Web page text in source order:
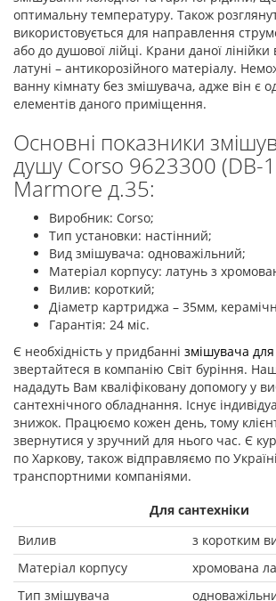
оптимальну температуру. Також
використовується для направлення
або до душової лійці. Крани даної
латуні – антикорозійного матеріалу.
ванну кімнату без змішувача, адже він є
елементів даного приміщення.
Основні показники
душу Corso 9623300 (DB-
Marmore д.35:
Виробник: Corso;
Тип установки: настінний;
Вид змішувача: одноважільний;
Матеріал корпусу: латунь з
Вилив: короткий;
Діаметр картриджа – 35мм,
Гарантія: 24 міс.
Є необхідність у придбанні змішувача
звертайтеся в компанію Світ буріння.
нададуть Вам кваліфіковану допомогу у
сантехнічного обладнання. Існує
знижок. Працюємо кожен день, тому
звернутися у зручний для нього час. Є
по Харкову, також відправляємо по
транспортними компаніями.
Для сантехніки
Вилив
з коротким
Матеріал корпусу
хромована
Тип змішувача